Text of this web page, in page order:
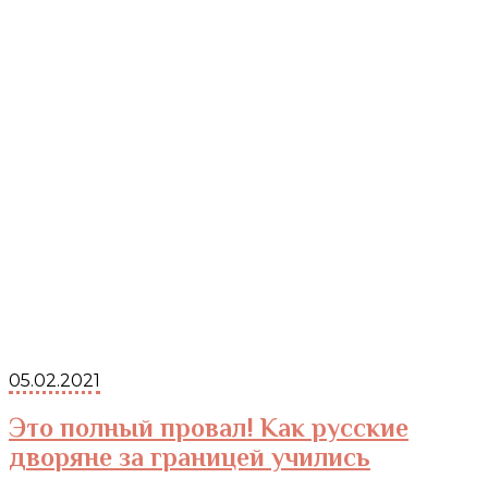
05.02.2021
Это полный провал! Как русские
дворяне за границей учились